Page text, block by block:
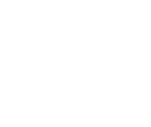
Pulsa intro para